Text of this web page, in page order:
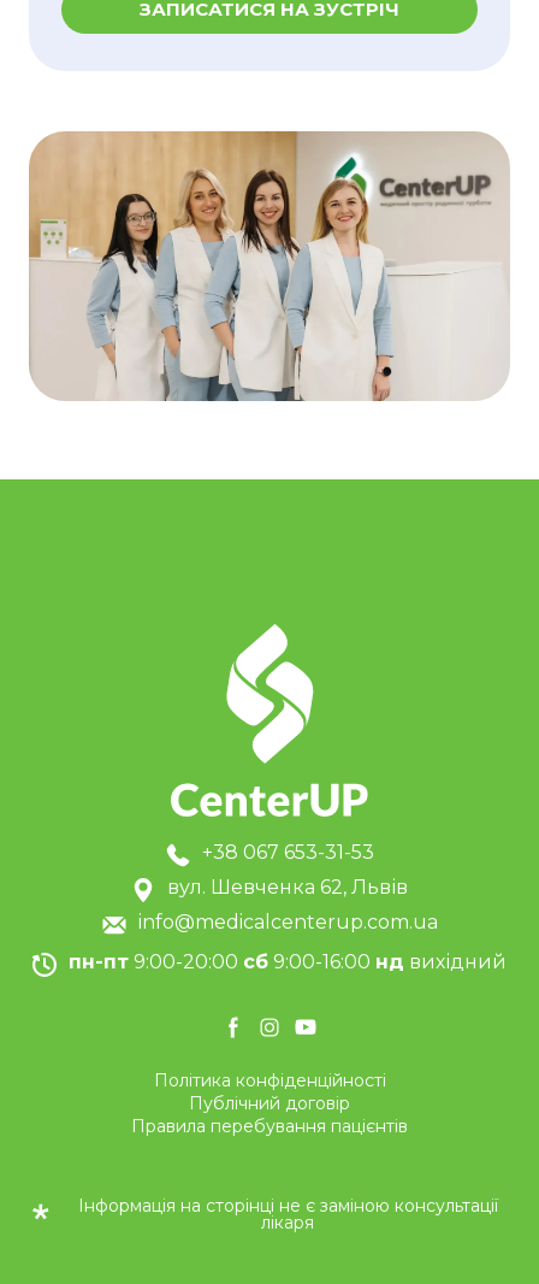
ЗАПИСАТИСЯ НА ЗУСТРІЧ
+38 067 653-31-53
вул. Шевченка 62, Львів
info@medicalcenterup.com.ua
пн-пт 9:00-20:00 сб 9:00-16:00 нд вихідний
Політика конфіденційності
Публічний договір
Правила перебування пацієнтів
Інформація на сторінці не є заміною консультації
лікаря